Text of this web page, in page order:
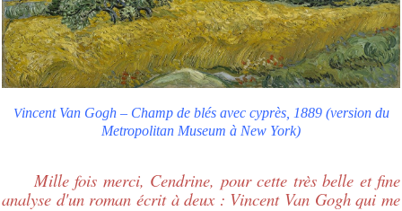
Vincent Van Gogh – Champ de blés avec cyprès, 1889 (version du
Metropolitan Museum à New York)
Mille fois merci, Cendrine, pour cette très belle et fine
analyse d'un roman écrit à deux : Vincent Van Gogh qui me